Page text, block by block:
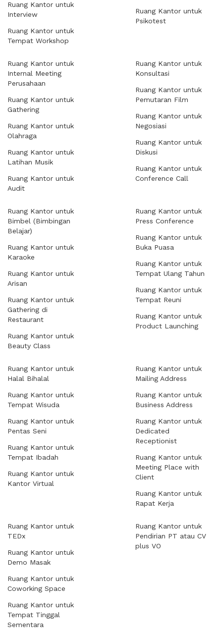
Ruang Kantor untuk
Interview
Ruang Kantor untuk
Tempat Workshop
Ruang Kantor untuk
Psikotest
Ruang Kantor untuk
Internal Meeting
Perusahaan
Ruang Kantor untuk
Gathering
Ruang Kantor untuk
Olahraga
Ruang Kantor untuk
Latihan Musik
Ruang Kantor untuk
Audit
Ruang Kantor untuk
Konsultasi
Ruang Kantor untuk
Pemutaran Film
Ruang Kantor untuk
Negosiasi
Ruang Kantor untuk
Diskusi
Ruang Kantor untuk
Conference Call
Ruang Kantor untuk
Bimbel (Bimbingan
Belajar)
Ruang Kantor untuk
Karaoke
Ruang Kantor untuk
Arisan
Ruang Kantor untuk
Gathering di
Restaurant
Ruang Kantor untuk
Beauty Class
Ruang Kantor untuk
Press Conference
Ruang Kantor untuk
Buka Puasa
Ruang Kantor untuk
Tempat Ulang Tahun
Ruang Kantor untuk
Tempat Reuni
Ruang Kantor untuk
Product Launching
Ruang Kantor untuk
Halal Bihalal
Ruang Kantor untuk
Tempat Wisuda
Ruang Kantor untuk
Pentas Seni
Ruang Kantor untuk
Tempat Ibadah
Ruang Kantor untuk
Kantor Virtual
Ruang Kantor untuk
Mailing Address
Ruang Kantor untuk
Business Address
Ruang Kantor untuk
Dedicated
Receptionist
Ruang Kantor untuk
Meeting Place with
Client
Ruang Kantor untuk
Rapat Kerja
Ruang Kantor untuk
TEDx
Ruang Kantor untuk
Demo Masak
Ruang Kantor untuk
Coworking Space
Ruang Kantor untuk
Tempat Tinggal
Sementara
Ruang Kantor untuk
Pendirian PT atau CV
plus VO